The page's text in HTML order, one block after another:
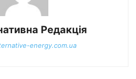
Редакція
energy.com.ua